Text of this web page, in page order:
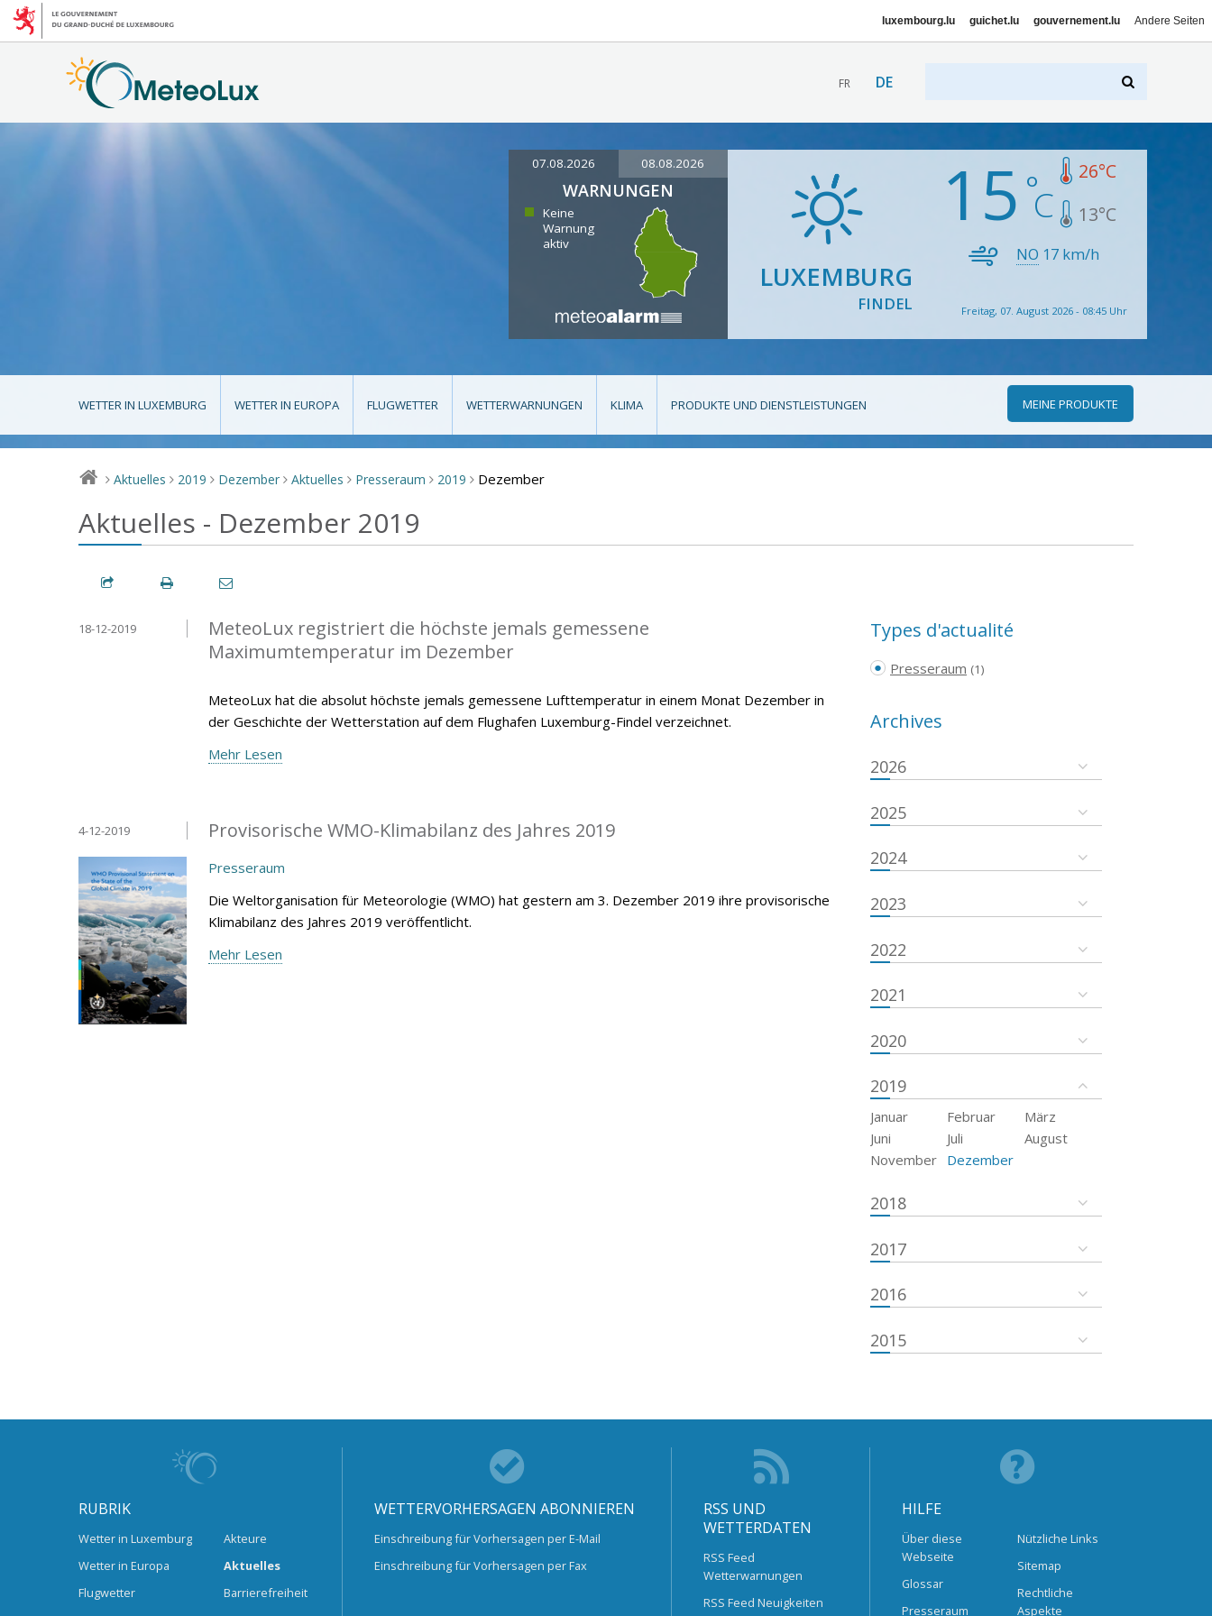
luxembourg.lu guichet.lu gouvernement.lu Andere Seiten
FR DE
07.08.2026 08.08.2026
WARNUNGEN
Keine
Warnung
aktiv
LUXEMBURG
FINDEL
15 26°C
13°C
NO 17 km/h
Freitag, 07. August 2026 - 08:45 Uhr
WETTER IN LUXEMBURG WETTER IN EUROPA FLUGWETTER WETTERWARNUNGEN KLIMA PRODUKTE UND DIENSTLEISTUNGEN MEINE PRODUKTE
> Aktuelles > 2019 > Dezember > Aktuelles > Presseraum > 2019 > Dezember
Aktuelles - Dezember 2019
MeteoLux registriert die höchste jemals gemessene
Maximumtemperatur im Dezember
18-12-2019
MeteoLux hat die absolut höchste jemals gemessene Lufttemperatur in einem Monat Dezember in
der Geschichte der Wetterstation auf dem Flughafen Luxemburg-Findel verzeichnet.
Mehr Lesen
Provisorische WMO-Klimabilanz des Jahres 2019
4-12-2019
Presseraum
Die Weltorganisation für Meteorologie (WMO) hat gestern am 3. Dezember 2019 ihre provisorische
Klimabilanz des Jahres 2019 veröffentlicht.
Mehr Lesen
Types d'actualité
Presseraum (1)
Archives
2026
2025
2024
2023
2022
2021
2020
2019
Januar Februar
März
Juni
Juli
August
November
Dezember
2018
2017
2016
2015
RUBRIK
Wetter in Luxemburg
Wetter in Europa
Flugwetter
Akteure
Aktuelles
Barrierefreiheit
WETTERVORHERSAGEN ABONNIEREN
Einschreibung für Vorhersagen per E-Mail
Einschreibung für Vorhersagen per Fax
RSS UND
WETTERDATEN
RSS Feed
Wetterwarnungen
RSS Feed Neuigkeiten
HILFE
Über diese
Webseite
Glossar
Presseraum
Nützliche Links
Sitemap
Rechtliche
Aspekte